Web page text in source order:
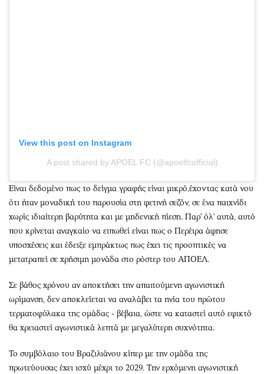
View this post on Instagram
A post shared by APOEL FC (@apoelfcofficial)
Είναι δεδομένο πως το δείγμα γραφής είναι μικρό,έχοντας κατά νου
ότι ήταν μοναδική του παρουσία στη φετινή σεζόν, σε ένα παιχνίδι
χωρίς ιδιαίτερη βαρύτητα και με μηδενική πίεση. Παρ' όλ' αυτά, αυτό
που κρίνεται αναγκαίο να ειπωθεί είναι πως ο Περέιρα άφησε
υποσχέσεις και έδειξε εμπράκτως πως έχει τις προοπτικές να
μετατραπεί σε χρήσιμη μονάδα στο ρόστερ του ΑΠΟΕΛ.
Σε βάθος χρόνου αν αποκτήσει την απαιτούμενη αγωνιστική
ωρίμανση, δεν αποκλείεται να αναλάβει τα ηνία του πρώτου
τερματοφύλακα της ομάδας - βέβαια, ώστε να καταστεί αυτό εφικτό
θα χρειαστεί αγωνιστικά λεπτά με μεγαλύτερη συχνότητα.
Το συμβόλαιο του Βραζιλιάνου κίπερ με την ομάδα της
πρωτεύουσας έχει ισχύ μέχρι το 2029. Την ερχόμενη αγωνιστική